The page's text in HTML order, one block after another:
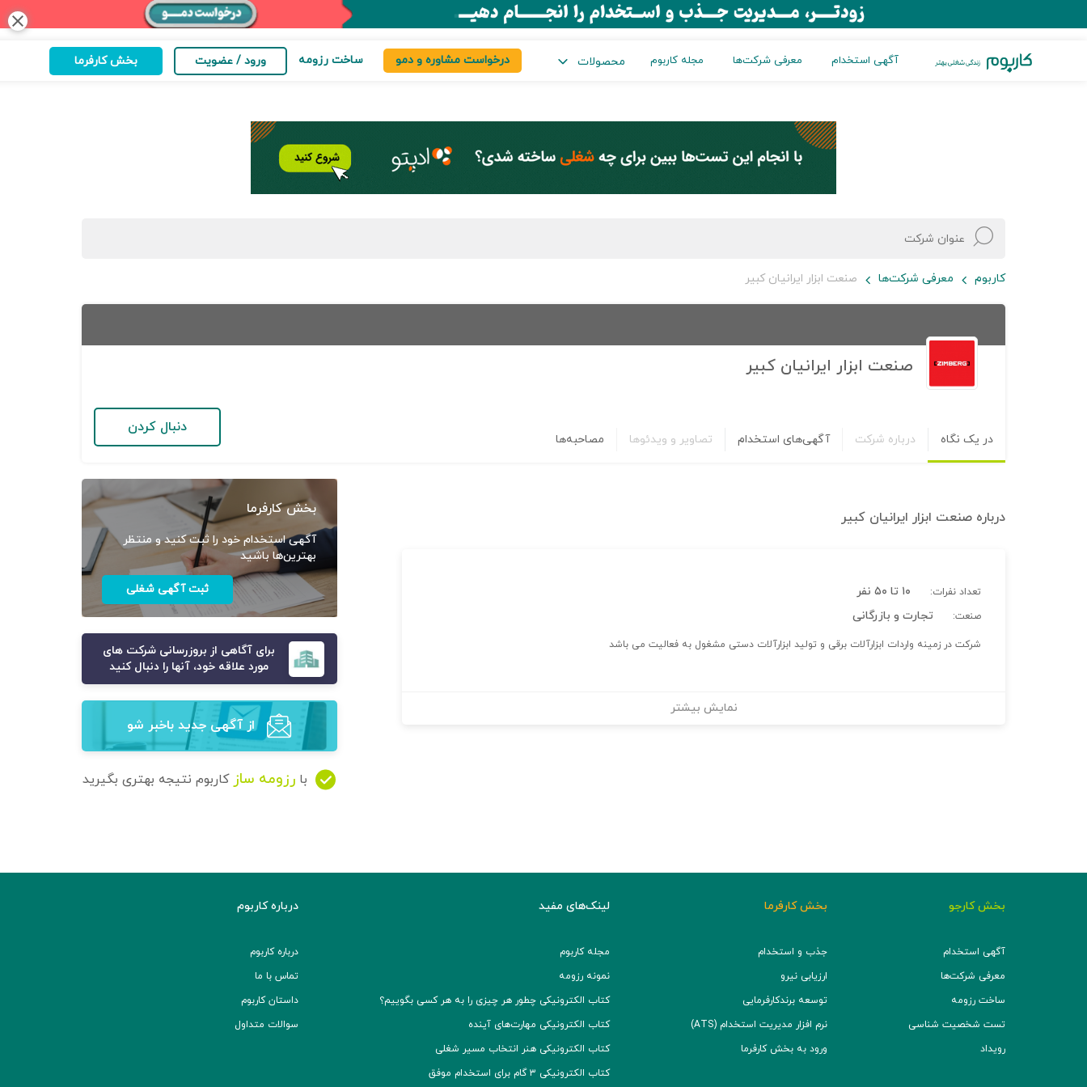
close
آگهی استخدام معرفی شرکت‌ها مجله کاربوم محصولات درخواست مشاوره و دمو ساخت رزومه ورود / عضویت بخش کارفرما
کاربوم معرفی شرکت‌ها صنعت ابزار ایرانیان کبیر
صنعت ابزار ایرانیان کبیر
در یک نگاه درباره شرکت آگهی‌های استخدام تصاویر و ویدئوها مصاحبه‌ها
دنبال کردن
درباره صنعت ابزار ایرانیان کبیر
تعداد نفرات: ۱۰ تا ۵۰ نفر
صنعت: تجارت و بازرگانی
شرکت در زمینه واردات ابزارآلات برقی و تولید ابزارآلات دستی مشغول به فعالیت می باشد
نمایش بیشتر
بخش کارفرما
آگهی استخدام خود را ثبت کنید و منتظر
بهترین‌ها باشید
ثبت آگهی شغلی
برای آگاهی از بروزرسانی شرکت های
مورد علاقه خود، آنها را دنبال کنید
از آگهی‌ جدید باخبر شو
با رزومه ساز کاربوم نتیجه بهتری بگیرید
بخش کارجو
آگهی استخدام
معرفی شرکت‌ها
ساخت رزومه
تست شخصیت شناسی
رویداد
بخش کارفرما
جذب و استخدام
ارزیابی نیرو
توسعه برند‌کارفرمایی
نرم افزار مدیریت استخدام (ATS)
ورود به بخش کارفرما
لینک‌های مفید
مجله کاربوم
نمونه رزومه
کتاب الکترونیکی چطور هر چیزی را به هر کسی بگوییم؟
کتاب الکترونیکی مهارت‌های آینده
کتاب الکترونیکی هنر انتخاب مسیر شغلی
کتاب الکترونیکی ۳ گام برای استخدام موفق
درباره کاربوم
درباره کاربوم
تماس با ما
داستان کاربوم
سوالات متداول